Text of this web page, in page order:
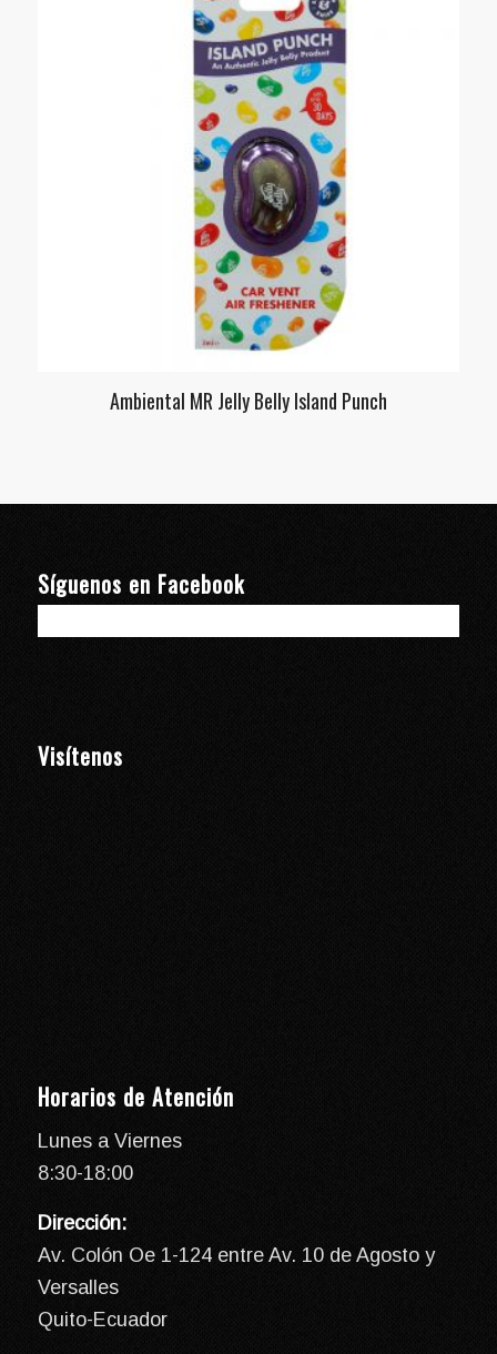
Ambiental MR Jelly Belly Island Punch
Síguenos en Facebook
Visítenos
Horarios de Atención
Lunes a Viernes
8:30-18:00
Dirección:
Av. Colón Oe 1-124 entre Av. 10 de Agosto y
Versalles
Quito-Ecuador